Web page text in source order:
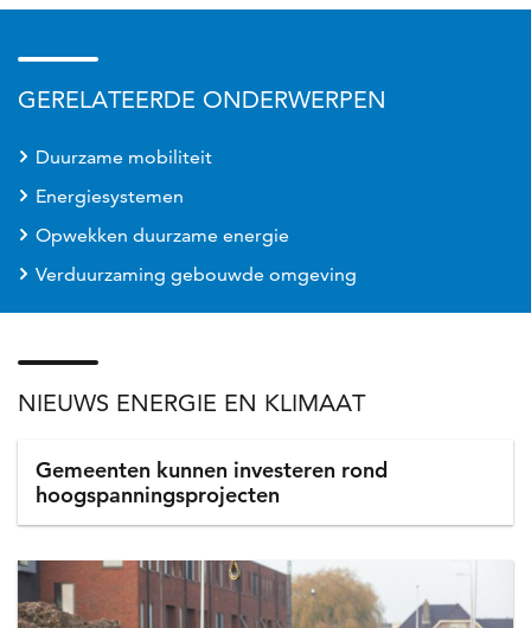
GERELATEERDE ONDERWERPEN
Duurzame mobiliteit
Energiesystemen
Opwekken duurzame energie
Verduurzaming gebouwde omgeving
NIEUWS ENERGIE EN KLIMAAT
Gemeenten kunnen investeren rond
hoogspanningsprojecten